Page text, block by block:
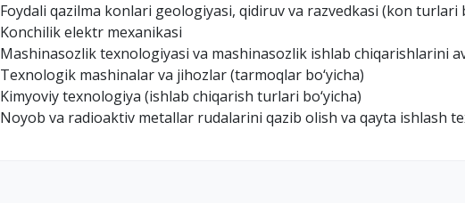
Foydali qazilma konlari geologiyasi, qidiruv va razvedkasi (kon turlari
Konchilik elektr mexanikasi
Mashinasozlik texnologiyasi va mashinasozlik ishlab chiqarishlarini
Texnologik mashinalar va jihozlar (tarmoqlar bo‘yicha)
Kimyoviy texnologiya (ishlab chiqarish turlari bo‘yicha)
Noyob va radioaktiv metallar rudalarini qazib olish va qayta ishlash